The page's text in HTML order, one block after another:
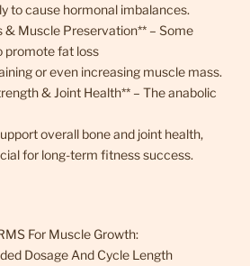
to cause hormonal imbalances.
& Muscle Preservation** – Some
promote fat loss
or even increasing muscle mass.
& Joint Health** – The anabolic
overall bone and joint health,
for long-term fitness success.
For Muscle Growth:
Dosage And Cycle Length